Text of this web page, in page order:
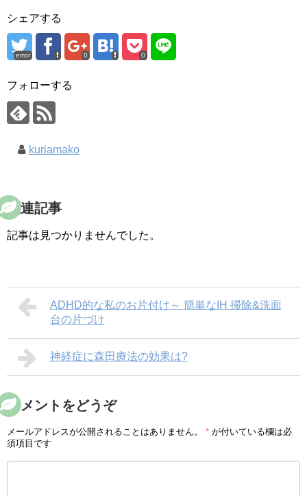
シェアする
error 0 0
フォローする
kuriamako
関連記事
記事は見つかりませんでした。
ADHD的な私のお片付け～ 簡単なIH 掃除&洗面
台の片づけ
神経症に森田療法の効果は?
コメントをどうぞ
メールアドレスが公開されることはありません。 * が付いている欄は必
須項目です